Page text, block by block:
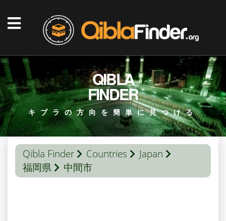
QIBLA
FINDER
キブラの方向を簡単に見つける
Qibla Finder Countries
Japan
福岡県
中間市